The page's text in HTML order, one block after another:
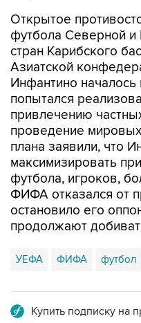
Открытое
футбола Северной
стран Карибского
Азиатской
Инфантино
попытался
привлечению
проведение
плана заявили, что
максимизировать
футбола, игроков,
ФИФА отказался от
остановило его
продолжают
УЕФА ФИФА футбол
Купить подписку на